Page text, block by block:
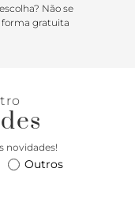
Não se
forma gratuita
novidades!
Outros